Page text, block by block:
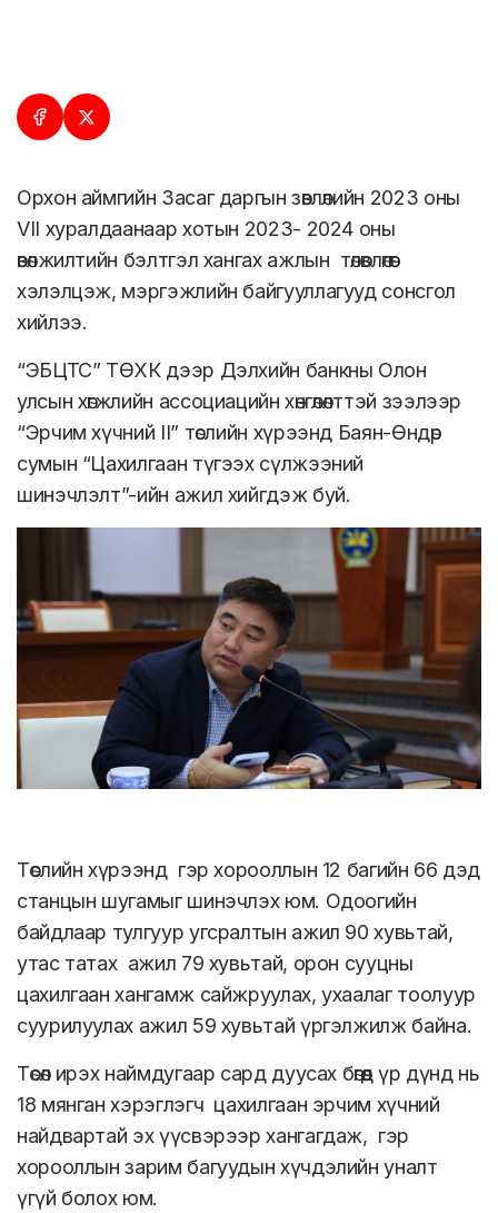
Орхон аймгийн Засаг даргын зөвлөлийн 2023 оны
VII хуралдаанаар хотын 2023- 2024 оны
өвөлжилтийн бэлтгэл хангах ажлын төлөвлөгөөг
хэлэлцэж, мэргэжлийн байгууллагууд сонсгол
хийлээ.
“ЭБЦТС” ТӨХК дээр Дэлхийн банкны Олон
улсын хөгжлийн ассоциацийн хөнгөлөлттэй зээлээр
“Эрчим хүчний II” төслийн хүрээнд Баян-Өндөр
сумын “Цахилгаан түгээх сүлжээний
шинэчлэлт”-ийн ажил хийгдэж буй.
Төслийн хүрээнд гэр хорооллын 12 багийн 66 дэд
станцын шугамыг шинэчлэх юм. Одоогийн
байдлаар тулгуур угсралтын ажил 90 хувьтай,
утас татах ажил 79 хувьтай, орон сууцны
цахилгаан хангамж сайжруулах, ухаалаг тоолуур
суурилуулах ажил 59 хувьтай үргэлжилж байна.
Төсөл ирэх наймдугаар сард дуусах бөгөөд үр дүнд нь
18 мянган хэрэглэгч цахилгаан эрчим хүчний
найдвартай эх үүсвэрээр хангагдаж, гэр
хорооллын зарим багуудын хүчдэлийн уналт
үгүй болох юм.